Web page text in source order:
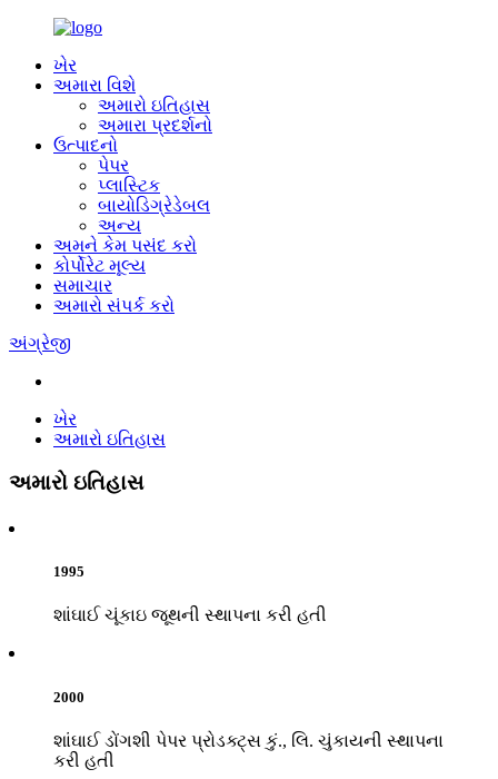
ખેર
અમારા વિશે
અમારો ઇતિહાસ
અમારા પ્રદર્શનો
ઉત્પાદનો
પેપર
પ્લાસ્ટિક
બાયોડિગ્રેડેબલ
અન્ય
અમને કેમ પસંદ કરો
કોર્પોરેટ મૂલ્ય
સમાચાર
અમારો સંપર્ક કરો
અંગ્રેજી
ખેર
અમારો ઇતિહાસ
અમારો ઇતિહાસ
1995
શાંઘાઈ ચૂંકાઇ જૂથની સ્થાપના કરી હતી
2000
શાંઘાઈ ડોંગશી પેપર પ્રોડક્ટ્સ કું., લિ. ચુંકાયની સ્થાપના
કરી હતી